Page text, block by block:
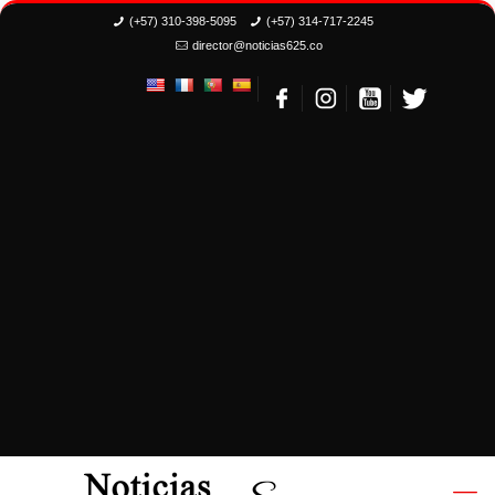
(+57) 310-398-5095
(+57) 314-717-2245
director@noticias625.co